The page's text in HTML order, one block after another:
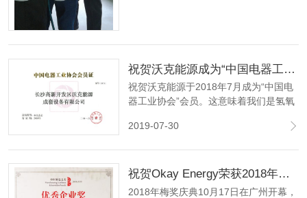
祝贺沃克能源成为“中国电器工业协会”会员！
祝贺沃克能源于2018年7月成为“中国电
器工业协会”会员。这意味着我们是氢氧
业协会（CEEIA）是50强之一。
2019-07-30
祝贺Okay Energy荣获2018年度MEI优秀企业奖！
2018年梅奖庆典10月17日在广州开幕，